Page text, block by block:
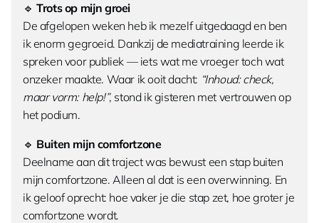
🔹Trots op mijn groei
De afgelopen weken heb ik mezelf uitgedaagd en ben
ik enorm gegroeid. Dankzij de mediatraining leerde ik
spreken voor publiek — iets wat me vroeger toch wat
onzeker maakte. Waar ik ooit dacht: “Inhoud: check,
maar vorm: help!”, stond ik gisteren met vertrouwen op
het podium.
🔹 Buiten mijn comfortzone
Deelname aan dit traject was bewust een stap buiten
mijn comfortzone. Alleen al dat is een overwinning. En
ik geloof oprecht: hoe vaker je die stap zet, hoe groter je
comfortzone wordt.